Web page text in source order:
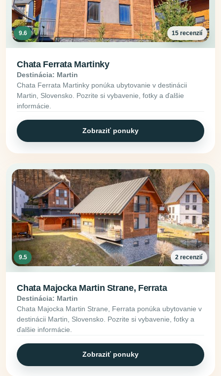
9.6 15 recenzií
Chata Ferrata Martinky
Destinácia: Martin
Chata Ferrata Martinky ponúka ubytovanie v destinácii
Martin, Slovensko. Pozrite si vybavenie, fotky a ďalšie
informácie.
Zobraziť ponuky
9.5 2 recenzií
Chata Majocka Martin Strane, Ferrata
Destinácia: Martin
Chata Majocka Martin Strane, Ferrata ponúka ubytovanie v
destinácii Martin, Slovensko. Pozrite si vybavenie, fotky a
ďalšie informácie.
Zobraziť ponuky